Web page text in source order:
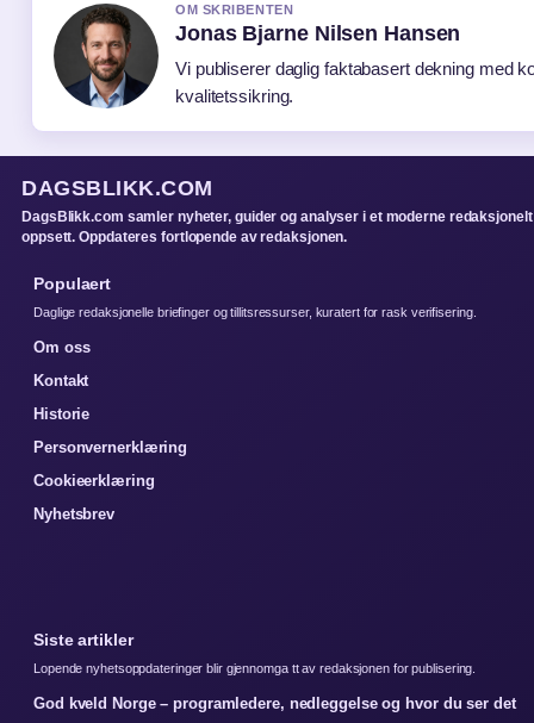
OM SKRIBENTEN
Jonas Bjarne Nilsen Hansen
Vi publiserer daglig faktabasert dekning med
kvalitetssikring.
DAGSBLIKK.COM
DagsBlikk.com samler nyheter, guider og analyser i et moderne redaksjonelt
oppsett. Oppdateres fortlopende av redaksjonen.
Populaert
Daglige redaksjonelle briefinger og tillitsressurser, kuratert for rask verifisering.
Om oss
Kontakt
Historie
Personvernerklæring
Cookieerklæring
Nyhetsbrev
Siste artikler
Lopende nyhetsoppdateringer blir gjennomga tt av redaksjonen for publisering.
God kveld Norge – programledere, nedleggelse og hvor du ser det